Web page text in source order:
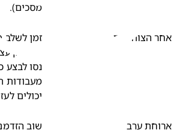
מסכים).
הצוהריים
זמן לשלב
ומשחק
נסו לבצע
מעבודות
יכולים לעזור.
ערב
שוב הזדמנות